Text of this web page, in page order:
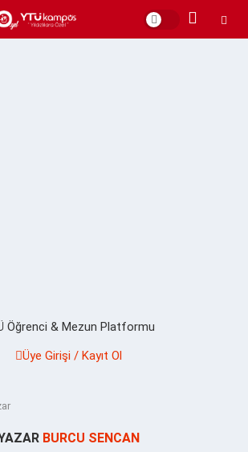
Öğrenci & Mezun Platformu
Üye Girişi / Kayıt Ol
BURCU SENCAN